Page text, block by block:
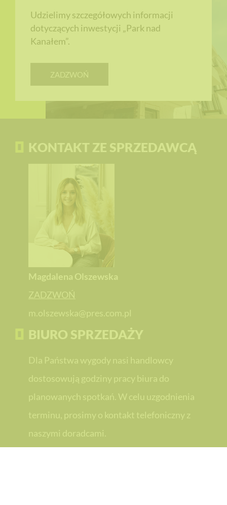
Udzielimy szczegółowych informacji
dotyczących inwestycji „Park nad
Kanałem”.
ZADZWOŃ
KONTAKT ZE SPRZEDAWCĄ
Magdalena Olszewska
ZADZWOŃ
m.olszewska@pres.com.pl
BIURO SPRZEDAŻY
Dla Państwa wygody nasi handlowcy
dostosowują godziny pracy biura do
planowanych spotkań. W celu uzgodnienia
terminu, prosimy o kontakt telefoniczny z
naszymi doradcami.